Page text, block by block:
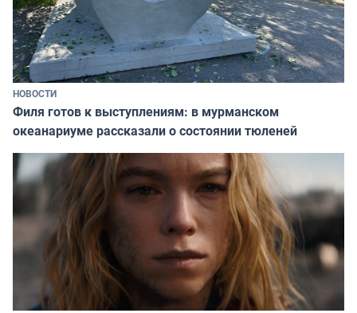
НОВОСТИ
Филя готов к выступлениям: в мурманском
океанариуме рассказали о состоянии тюленей